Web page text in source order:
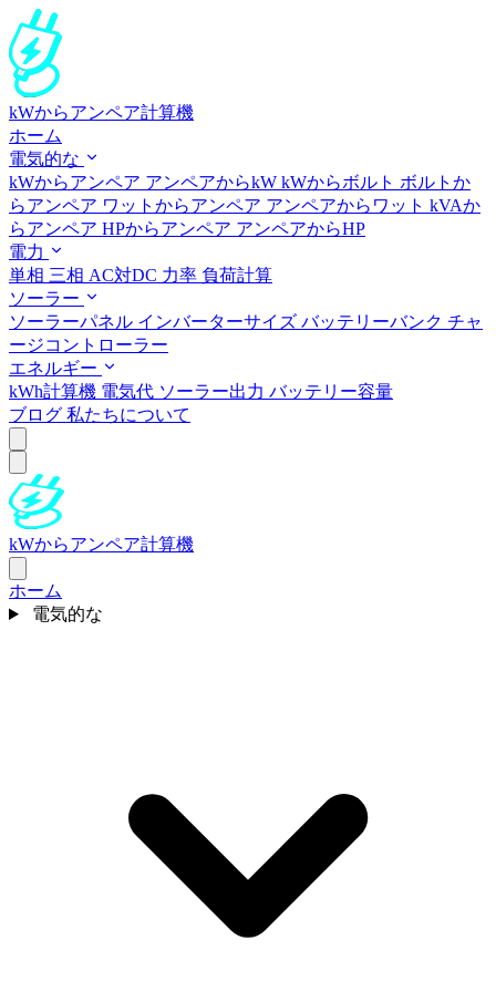
kWからアンペア計算機
ホーム
電気的な
kWからアンペア アンペアからkW kWからボルト ボルトか
らアンペア ワットからアンペア アンペアからワット kVAか
らアンペア HPからアンペア アンペアからHP
電力
単相 三相 AC対DC 力率 負荷計算
ソーラー
ソーラーパネル インバーターサイズ バッテリーバンク チャ
ージコントローラー
エネルギー
kWh計算機 電気代 ソーラー出力 バッテリー容量
ブログ 私たちについて
kWからアンペア計算機
ホーム
電気的な